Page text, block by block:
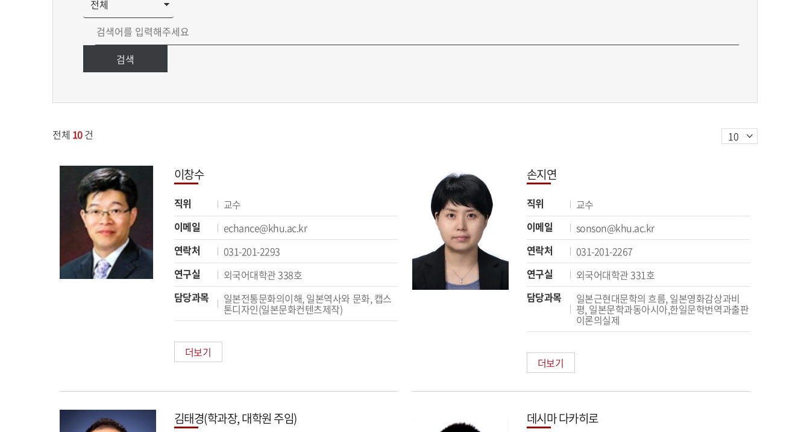
검색
전체 10건
이창수
직위
교수
이메일
echance@khu.ac.kr
연락처
031-201-2293
연구실
외국어대학관 338호
담당과목
일본전통문화의이해, 일본역사와 문화, 캡스
톤디자인(일본문화컨텐츠제작)
더보기
손지연
직위
교수
이메일
sonson@khu.ac.kr
연락처
031-201-2267
연구실
외국어대학관 331호
담당과목
일본근현대문학의 흐름, 일본영화감상과비
평, 일본문학과동아시아,한일문학번역과출판
이론의실제
더보기
김태경(학과장, 대학원 주임) 데시마 다카히로